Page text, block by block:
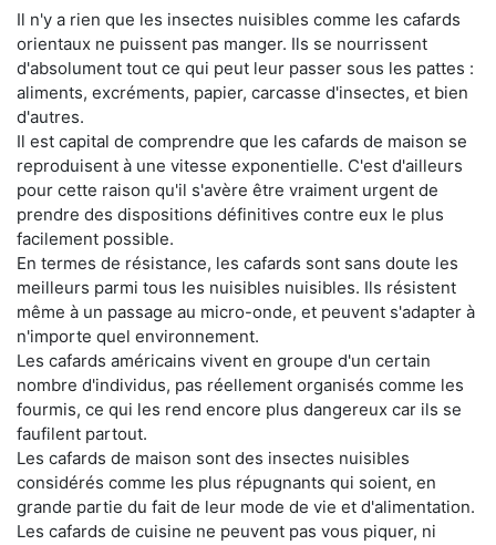
Il n'y a rien que les insectes nuisibles comme les cafards
orientaux ne puissent pas manger. Ils se nourrissent
d'absolument tout ce qui peut leur passer sous les pattes :
aliments, excréments, papier, carcasse d'insectes, et bien
d'autres.
Il est capital de comprendre que les cafards de maison se
reproduisent à une vitesse exponentielle. C'est d'ailleurs
pour cette raison qu'il s'avère être vraiment urgent de
prendre des dispositions définitives contre eux le plus
facilement possible.
En termes de résistance, les cafards sont sans doute les
meilleurs parmi tous les nuisibles nuisibles. Ils résistent
même à un passage au micro-onde, et peuvent s'adapter à
n'importe quel environnement.
Les cafards américains vivent en groupe d'un certain
nombre d'individus, pas réellement organisés comme les
fourmis, ce qui les rend encore plus dangereux car ils se
faufilent partout.
Les cafards de maison sont des insectes nuisibles
considérés comme les plus répugnants qui soient, en
grande partie du fait de leur mode de vie et d'alimentation.
Les cafards de cuisine ne peuvent pas vous piquer, ni